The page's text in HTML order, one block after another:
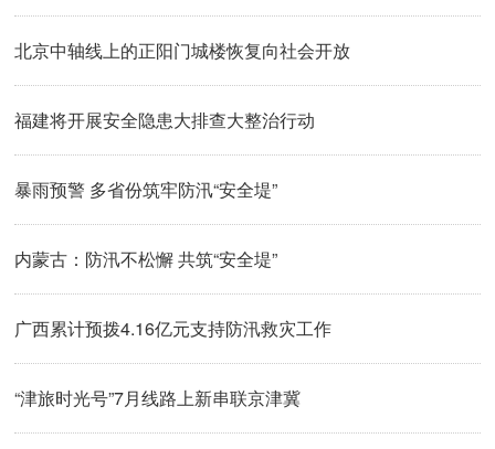
北京中轴线上的正阳门城楼恢复向社会开放
福建将开展安全隐患大排查大整治行动
暴雨预警 多省份筑牢防汛“安全堤”
内蒙古：防汛不松懈 共筑“安全堤”
广西累计预拨4.16亿元支持防汛救灾工作
“津旅时光号”7月线路上新串联京津冀